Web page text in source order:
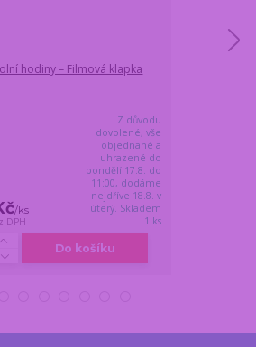
hodiny – Filmová klapka
/ks
DPH
Z důvodu
dovolené, vše
objednané a
uhrazené do
pondělí 17.8. do
11:00, dodáme
nejdříve 18.8. v
úterý. Skladem
1 ks
Do košíku